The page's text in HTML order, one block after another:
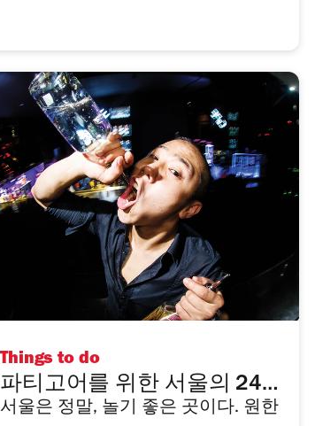
Things to do
파티고어를 위한 서울의 24시
간 스케줄
서울은 정말, 놀기 좋은 곳이다. 원한